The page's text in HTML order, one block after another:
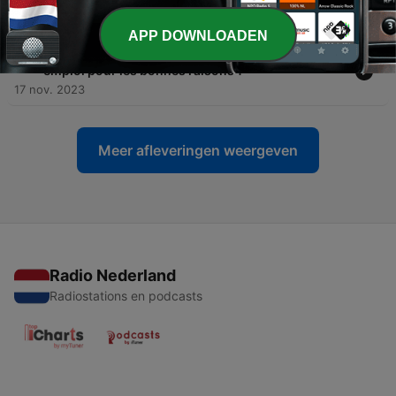
17 nov. 2023
26 - Menottes dorées : est-ce que je reste dans mon
emploi pour les bonnes raisons ?
17 nov. 2023
Meer afleveringen weergeven
Radio Nederland
Radiostations en podcasts
APP DOWNLOADEN